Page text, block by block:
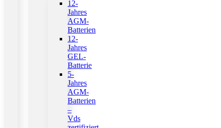
12-
Jahres
AGM-
Batterien
12-
Jahres
GEL-
Batterie
5-
Jahres
AGM-
Batterien
–
Vds